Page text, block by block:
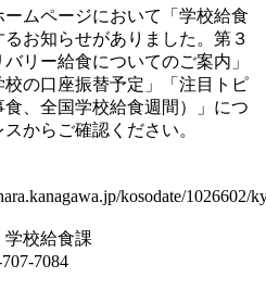
ムページにおいて「学校給食
お知らせがありました。第３
リー給食についてのご案内」
校の口座振替予定」「注目トピ
、全国学校給食週間）」につ
からご確認ください。
kosodate/1026602/
校給食課
7084